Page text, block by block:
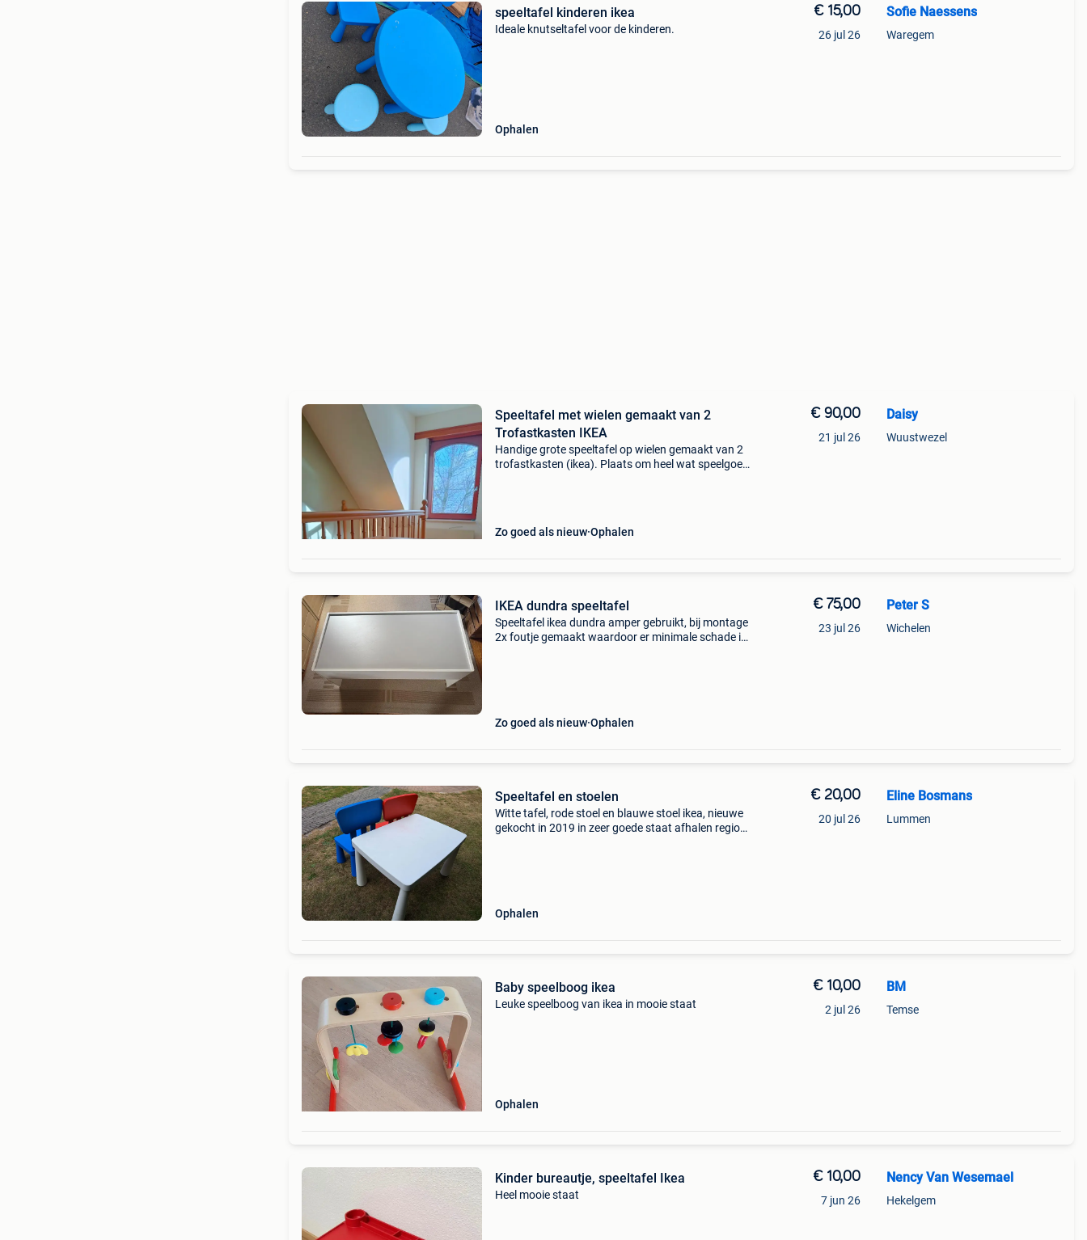
speeltafel kinderen ikea
Ideale knutseltafel voor de kinderen.
Ophalen
€ 15,00
26 jul 26
Sofie Naessens
Waregem
Speeltafel met wielen gemaakt van 2
Trofastkasten IKEA
Handige grote speeltafel op wielen gemaakt van 2
trofastkasten (ikea). Plaats om heel wat speelgoed
Zo goed als nieuw Ophalen
€ 90,00
21 jul 26
Daisy
Wuustwezel
IKEA dundra speeltafel
Speeltafel ikea dundra amper gebruikt, bij montage
2x foutje gemaakt waardoor er minimale schade is.
Zo goed als nieuw Ophalen
€ 75,00
23 jul 26
Peter S
Wichelen
Speeltafel en stoelen
Witte tafel, rode stoel en blauwe stoel ikea, nieuwe
gekocht in 2019 in zeer goede staat afhalen regio
Ophalen
€ 20,00
20 jul 26
Eline Bosmans
Lummen
Baby speelboog ikea
Leuke speelboog van ikea in mooie staat
Ophalen
€ 10,00
2 jul 26
BM
Temse
Kinder bureautje, speeltafel Ikea
Heel mooie staat
€ 10,00
7 jun 26
Nency Van Wesemael
Hekelgem